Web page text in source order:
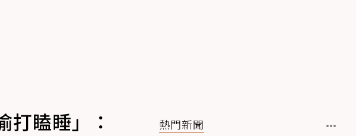
瞌睡」：
熱門新聞